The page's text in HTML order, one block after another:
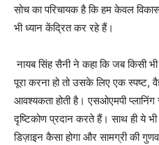
सोच का परिचायक है कि हम केवल
भी ध्यान केंद्रित कर रहे हैं।
नायब सिंह सैनी ने कहा कि जब किसी
पूरा करना हो तो उसके लिए एक स्पष्ट,
आवश्यकता होती है। एसओएमपी
दृष्टिकोण प्रदान करते हैं। साथ ही ये
डिज़ाइन कैसा होगा और सामग्री की